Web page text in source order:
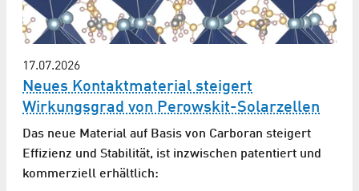
17.07.2026
Neues Kontaktmaterial steigert
Wirkungsgrad von Perowskit-Solarzellen
Das neue Material auf Basis von Carboran steigert
Effizienz und Stabilität, ist inzwischen patentiert und
kommerziell erhältlich: